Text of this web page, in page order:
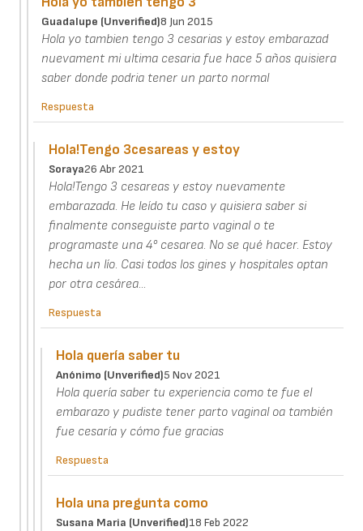
Guadalupe (unverified)8 Jun 2015
Hola yo tambien tengo 3 cesarias y estoy embarazad
nuevament mi ultima cesaria fue hace 5 años quisiera
saber donde podria tener un parto normal
Respuesta
Hola!Tengo 3cesareas y estoy
Soraya26 Abr 2021
Hola!Tengo 3 cesareas y estoy nuevamente
embarazada. He leído tu caso y quisiera saber si
finalmente conseguiste parto vaginal o te
programaste una 4° cesarea. No se qué hacer. Estoy
hecha un lío. Casi todos los gines y hospitales optan
por otra cesárea...
Respuesta
Hola quería saber tu
Anónimo (unverified)5 Nov 2021
Hola quería saber tu experiencia como te fue el
embarazo y pudiste tener parto vaginal oa también
fue cesaría y cómo fue gracias
Respuesta
Hola una pregunta como
Susana Maria (unverified)18 Feb 2022